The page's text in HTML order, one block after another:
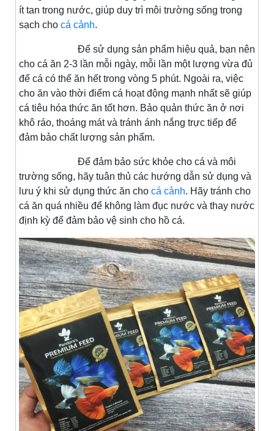
ít tan trong nước, giúp duy trì môi trường sống trong
sạch cho cá cảnh.
Để sử dụng sản phẩm hiệu quả, bạn nên
cho cá ăn 2-3 lần mỗi ngày, mỗi lần một lượng vừa đủ
để cá có thể ăn hết trong vòng 5 phút. Ngoài ra, việc
cho ăn vào thời điểm cá hoạt động mạnh nhất sẽ giúp
cá tiêu hóa thức ăn tốt hơn. Bảo quản thức ăn ở nơi
khô ráo, thoáng mát và tránh ánh nắng trực tiếp để
đảm bảo chất lượng sản phẩm.
Để đảm bảo sức khỏe cho cá và môi
trường sống, hãy tuân thủ các hướng dẫn sử dụng và
lưu ý khi sử dụng thức ăn cho cá cảnh. Hãy tránh cho
cá ăn quá nhiều để không làm đục nước và thay nước
định kỳ để đảm bảo vệ sinh cho hồ cá.